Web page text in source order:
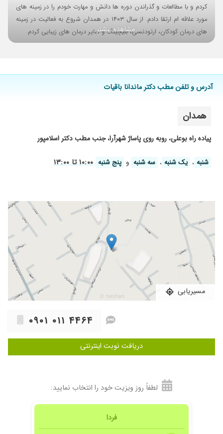
کردم و با مطالعات و گذراندن دوره ها دانش و مهارت خودم را در زمینه های
مورد علاقه ام ارتقا دادم. از سال ۱۴۰۳ در همدان شروع به فعالیت در زمینه
های درمان کودکان، ارتودنسی، بلیچینگ و سایر درمان های زیبایی کردم.
مشاهده بیشتر ...
آدرس و تلفن مطب دکتر ماندانا باقیات
همدان
پیاده راه بوعلی، روبه روی پاساژ شهرآرا، جنب مطب دکتر اسلامپور
شنبه ، یک شنبه ، سه شنبه و پنج شنبه ۱۰:۰۰ تا ۱۳:۰۰
مسیریابی
۰۹۰۱ ۰۱۱ ۴۴۶۴
دریافت نوبت اینترنتی
لطفاً روز ویزیت خود را انتخاب نمایید:
فردا